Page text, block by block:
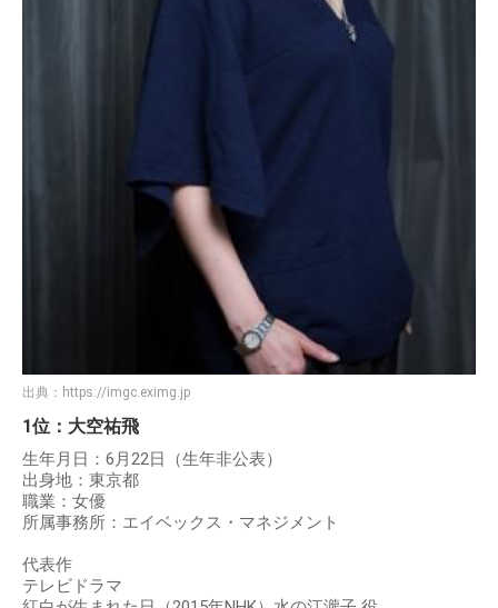
出典： https://imgc.eximg.jp
1位：大空祐飛
生年月日：6月22日（生年非公表）
出身地：東京都
職業：女優
所属事務所：エイベックス・マネジメント
代表作
テレビドラマ